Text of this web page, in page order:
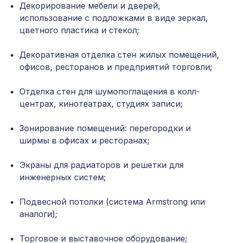
Перфорированная панель КВАДРО
11-45, 2800х1250мм, ХДФ, без
отделки
6344 ₽
2800х1250мм, ХДФ, венге
7043 ₽
1400х780мм, ХДФ, белая
Натуральные обои Cosca Саванна
2,0м, белый
Перфорированная панель КВАДРО 8-
28, 1400х780мм, ХДФ, ольха
Декорирование мебели и дверей,
использование с подложками в виде зеркал,
цветного пластика и стекол;
Декоративная отделка стен жилых помещений,
офисов, ресторанов и предприятий торговли;
Отделка стен для шумопоглащения в колл-
центрах, кинотеатрах, студиях записи;
Зонирование помещений: перегородки и
ширмы в офисах и ресторанах;
Экраны для радиаторов и решетки для
инженерных систем;
Подвесной потолки (система Armstrong или
аналоги);
Торговое и выставочное оборудование;